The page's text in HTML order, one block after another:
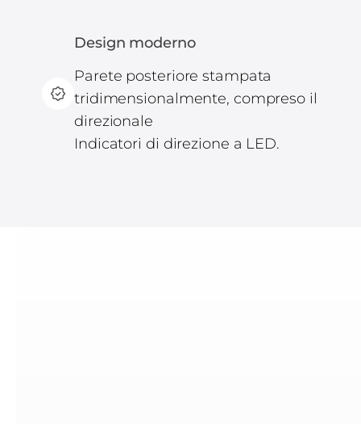
Design moderno
Parete posteriore stampata
tridimensionalmente, compreso il
direzionale
Indicatori di direzione a LED.